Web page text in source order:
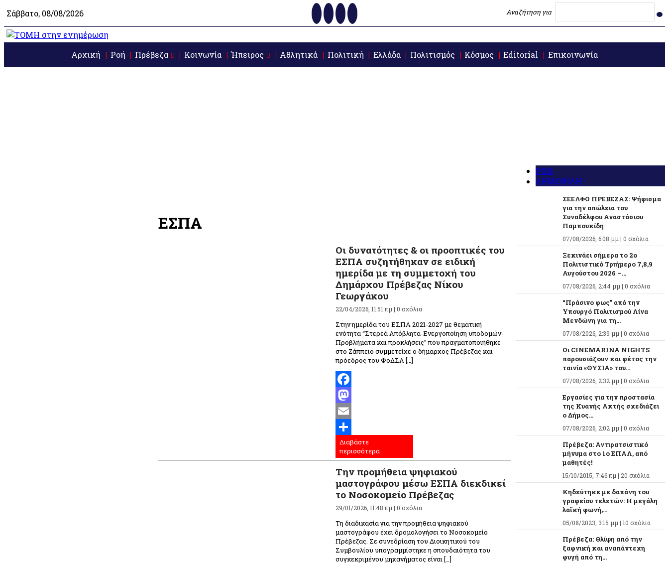
Σάββατο, 08/08/2026 Αναζήτηση για
Αρχική Ροή Πρέβεζα Κοινωνία Ήπειρος Αθλητικά Πολιτική Ελλάδα Πολιτισμός Κόσμος Editorial Επικοινωνία
ΕΣΠΑ
Οι δυνατότητες & οι προοπτικές του
ΕΣΠΑ συζητήθηκαν σε ειδική
ημερίδα με τη συμμετοχή του
Δημάρχου Πρέβεζας Νίκου
Γεωργάκου
22/04/2026, 11:51 πμ |0 σχόλια
Στην ημερίδα του ΕΣΠΑ 2021-2027 με θεματική
ενότητα “Στερεά Απόβλητα-Ενεργοποίηση υποδομών-
Προβλήματα και προκλήσεις” που πραγματοποιήθηκε
στο Ζάππειο συμμετείχε ο δήμαρχος Πρέβεζας και
πρόεδρος του ΦοΔΣΑ […]
Facebook
Mastodon
Email
Μοιραστείτε
Διαβάστε
περισσότερα
Την προμήθεια ψηφιακού
μαστογράφου μέσω ΕΣΠΑ διεκδικεί
το Νοσοκομείο Πρέβεζας
29/01/2026, 11:48 πμ |0 σχόλια
Τη διαδικασία για την προμήθεια ψηφιακού
μαστογράφου έχει δρομολογήσει το Νοσοκομείο
Πρέβεζας. Σε συνεδρίαση του Διοικητικού του
Συμβουλίου υπογραμμίστηκε η σπουδαιότητα του
συγκεκριμένου μηχανήματος είναι […]
ΡΟΗ
ΔΗΜΟΦΙΛΗ
ΣΕΕΛΦΟ ΠΡΕΒΕΖΑΣ: Ψήφισμα
για την απώλεια του
Συναδέλφου Αναστάσιου
Παμπουκίδη
07/08/2026, 6:08 μμ | 0 σχόλια
Ξεκινάει σήμερα το 2ο
Πολιτιστικό Τριήμερο 7,8,9
Αυγούστου 2026 –...
07/08/2026, 2:44 μμ | 0 σχόλια
“Πράσινο φως” από την
Υπουργό Πολιτισμού Λίνα
Μενδώνη για τη...
07/08/2026, 2:39 μμ | 0 σχόλια
Οι CINEMARINA NIGHTS
παρουσιάζουν και φέτος την
ταινία «ΘΥΣΙΑ» του...
07/08/2026, 2:32 μμ | 0 σχόλια
Εργασίες για την προστασία
της Κυανής Ακτής σχεδιάζει
ο Δήμος...
07/08/2026, 2:02 μμ | 0 σχόλια
Πρέβεζα: Αντιρατσιστικό
μήνυμα στο 1ο ΕΠΑΛ, από
μαθητές!
15/10/2015, 7:46 πμ | 20 σχόλια
Κηδεύτηκε με δαπάνη του
γραφείου τελετών: Η μεγάλη
λαϊκή φωνή,...
05/08/2023, 3:15 μμ | 10 σχόλια
Πρέβεζα: Θλίψη από την
ξαφνική και αναπάντεχη
φυγή από τη...